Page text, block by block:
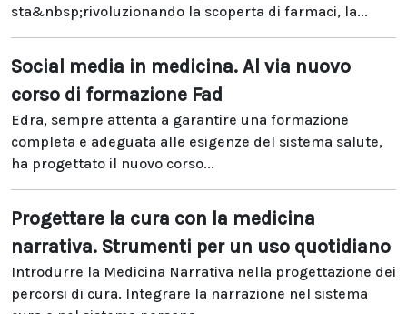
sta&nbsp;rivoluzionando la scoperta di farmaci, la...
Social media in medicina. Al via nuovo
corso di formazione Fad
Edra, sempre attenta a garantire una formazione
completa e adeguata alle esigenze del sistema salute,
ha progettato il nuovo corso...
Progettare la cura con la medicina
narrativa. Strumenti per un uso quotidiano
Introdurre la Medicina Narrativa nella progettazione dei
percorsi di cura. Integrare la narrazione nel sistema